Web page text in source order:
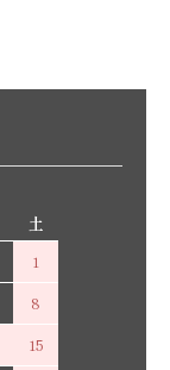
土
1
8
15